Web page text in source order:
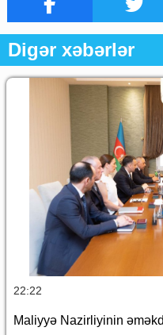
Digər xəbərlər
22:22
Maliyyə Nazirliyinin